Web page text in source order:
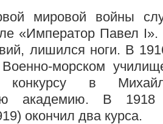
мировой войны
«Император Павел I».
лишился ноги. В
морском
в
академию. В
окончил два курса.